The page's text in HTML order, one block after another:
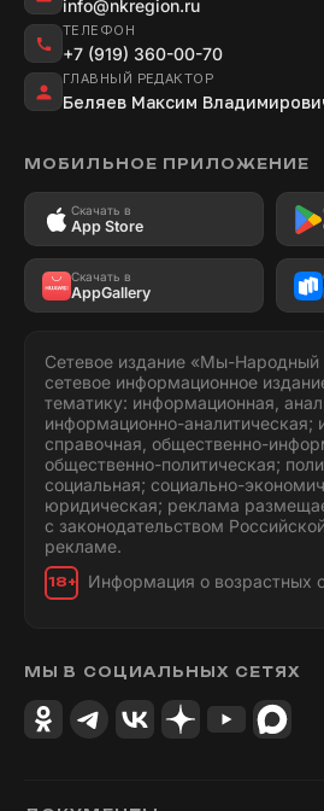
info@nkregion.ru
ТЕЛЕФОН
+7 (919) 360-00-70
ГЛАВНЫЙ РЕДАКТОР
Беляев Максим
МОБИЛЬНОЕ ПРИЛОЖЕНИЕ
Скачать в
App Store
Скачать в
AppGallery
Сетевое издание «Мы-
сетевое информационное
тематику: информационная,
информационно-аналитическая;
справочная, общественно-
общественно-политическая;
социальная; социально-
юридическая; реклама
с законодательством
рекламе.
18+ Информация о возрастных
МЫ В СОЦИАЛЬНЫХ СЕТЯХ